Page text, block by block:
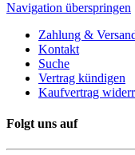
Navigation überspringen
Zahlung &
Kontakt
Suche
Vertrag kündigen
Kaufvertrag
Folgt uns auf